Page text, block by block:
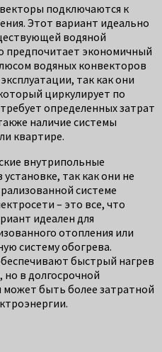
подключаются к
Этот вариант идеально
водяной
предпочитает экономичный
водяных конвекторов
так как они
циркулирует по
определенных затрат
наличие системы
квартире.
внутрипольные
так как они не
системе
– это все, что
идеален для
отопления или
систему обогрева.
быстрый нагрев
в долгосрочной
может быть более затратной